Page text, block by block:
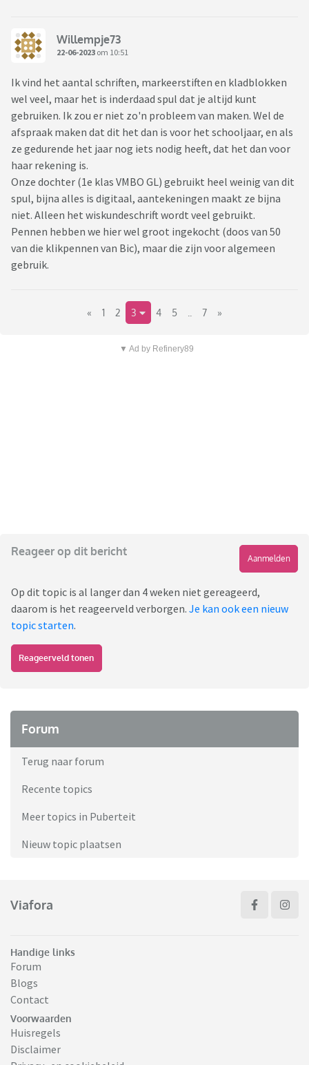
Willempje73
22-06-2023 om 10:51
Ik vind het aantal schriften, markeerstiften en kladblokken
wel veel, maar het is inderdaad spul dat je altijd kunt
gebruiken. Ik zou er niet zo'n probleem van maken. Wel de
afspraak maken dat dit het dan is voor het schooljaar, en als
ze gedurende het jaar nog iets nodig heeft, dat het dan voor
haar rekening is.
Onze dochter (1e klas VMBO GL) gebruikt heel weinig van dit
spul, bijna alles is digitaal, aantekeningen maakt ze bijna
niet. Alleen het wiskundeschrift wordt veel gebruikt.
Pennen hebben we hier wel groot ingekocht (doos van 50
van die klikpennen van Bic), maar die zijn voor algemeen
gebruik.
« 1 2 3 4 5 7 »
▼ Ad by Refinery89
Reageer op dit bericht
Aanmelden
Op dit topic is al langer dan 4 weken niet gereageerd,
daarom is het reageerveld verborgen. Je kan ook een nieuw
topic starten.
Reageerveld tonen
Forum
Terug naar forum
Recente topics
Meer topics in Puberteit
Nieuw topic plaatsen
Viafora
Handige links
Forum
Blogs
Contact
Voorwaarden
Huisregels
Disclaimer